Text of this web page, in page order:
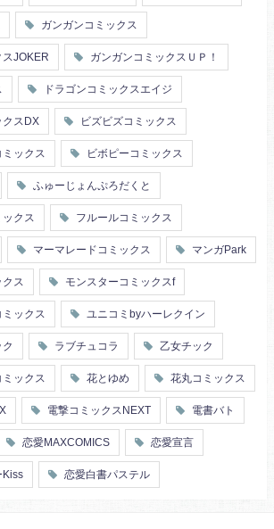
ガンガンコミックス
スJOKER ガンガンコミックスＵＰ！
ドラゴンコミックスエイジ
クスDX ビズビズコミックス
ミックス ビボピーコミックス
ふゅーじょんぷろだくと
ックス フルールコミックス
マーマレードコミックス マンガPark
クス モンスターコミックスf
ミックス ユニコミbyハーレクイン
ラブチュコラ 乙女チック
ックス 花とゆめ 花丸コミックス
電撃コミックスNEXT 電書バト
恋愛MAXCOMICS 恋愛宣言
Kiss 恋愛白書パステル